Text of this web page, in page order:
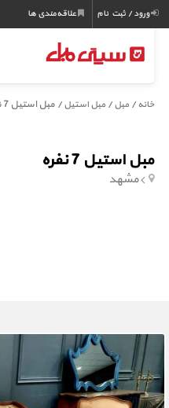
ورود / ثبت نام علاقه‌مندی ها
خانه /مبل/مبل استیل/ مبل استیل 7 نفره
مبل استیل 7 نفره
مشهد